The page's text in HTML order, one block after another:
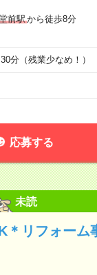
前駅から徒歩8分
分（残業少なめ！）
応募する
未読
リフォーム